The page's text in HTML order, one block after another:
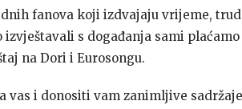
fanova koji izdvajaju vrijeme, trud
s događanja sami
na Dori i Eurosongu.
vas i donositi vam zanimljive